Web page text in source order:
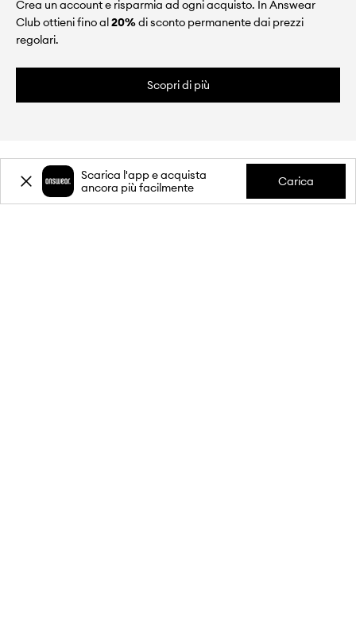
Crea un account e risparmia ad ogni acquisto. In Answear
Club ottieni fino al20%di sconto permanente dai prezzi
regolari.
Scopri di più
CHI SIAMO
Scarica l'app e acquista
ancora più facilmente
Carica